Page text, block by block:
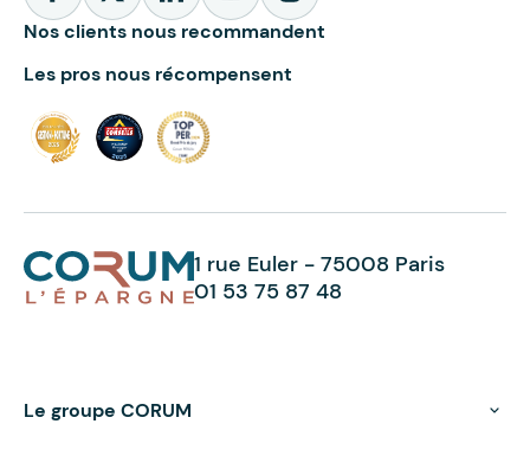
Nos clients nous recommandent
Les pros nous récompensent
1 rue Euler - 75008 Paris
01 53 75 87 48
Le groupe CORUM